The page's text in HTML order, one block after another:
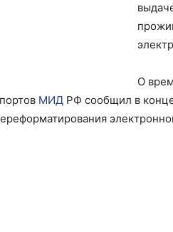
О
МИД РФ сообщил в